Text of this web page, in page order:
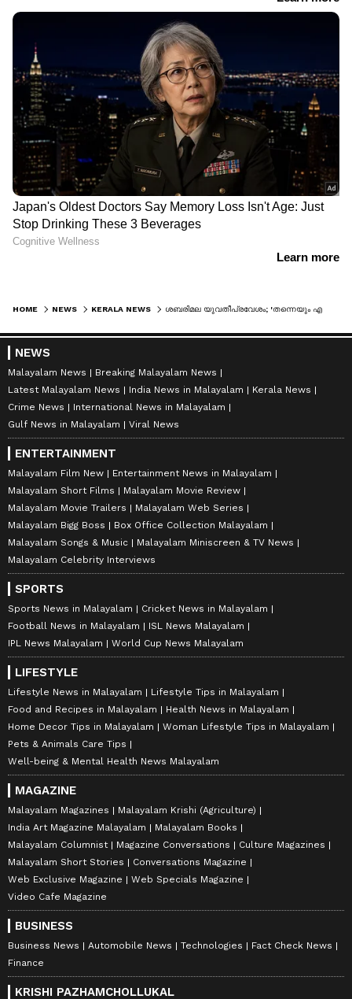
HOME NEWS KERALA NEWS
NEWS
Malayalam News
Breaking Malayalam News
Latest Malayalam News
India News in Malayalam
Kerala News
Crime News
International News in Malayalam
Gulf News in Malayalam
Viral News
ENTERTAINMENT
Malayalam Film New
Entertainment News in Malayalam
Malayalam Short Films
Malayalam Movie Review
Malayalam Movie Trailers
Malayalam Web Series
Malayalam Bigg Boss
Box Office Collection Malayalam
Malayalam Songs & Music
Malayalam Miniscreen & TV News
Malayalam Celebrity Interviews
SPORTS
Sports News in Malayalam
Cricket News in Malayalam
Football News in Malayalam
ISL News Malayalam
IPL News Malayalam
World Cup News Malayalam
LIFESTYLE
Lifestyle News in Malayalam
Lifestyle Tips in Malayalam
Food and Recipes in Malayalam
Health News in Malayalam
Home Decor Tips in Malayalam
Woman Lifestyle Tips in Malayalam
Pets & Animals Care Tips
Well-being & Mental Health News Malayalam
MAGAZINE
Malayalam Magazines
Malayalam Krishi (Agriculture)
India Art Magazine Malayalam
Malayalam Books
Malayalam Columnist
Magazine Conversations
Culture Magazines
Malayalam Short Stories
Conversations Magazine
Web Exclusive Magazine
Web Specials Magazine
Video Cafe Magazine
BUSINESS
Business News Automobile News Technologies
Fact Check News
Finance
KRISHI PAZHAMCHOLLUKAL